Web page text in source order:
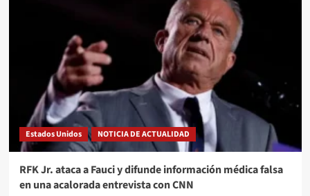
Estados Unidos NOTICIA DE ACTUALIDAD
RFK Jr. ataca a Fauci y difunde información médica falsa
en una acalorada entrevista con CNN